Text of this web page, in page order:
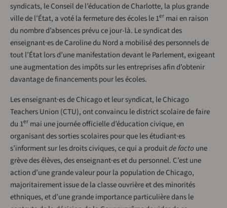
syndicats, le Conseil de l’éducation de Charlotte, la plus grande
ville de l’État, a voté la fermeture des écoles le 1er mai en raison
du nombre d’absences prévu ce jour-là. Le syndicat des
enseignant·es de Caroline du Nord a mobilisé des personnels de
tout l’État lors d’une manifestation devant le Parlement, exigeant
une augmentation des impôts sur les entreprises afin d’obtenir
davantage de financements pour les écoles.
Les enseignant·es de Chicago et leur syndicat, le Chicago
Teachers Union (CTU), ont convaincu le district scolaire de faire
du 1er mai une journée officielle d’éducation civique, en
organisant des sorties scolaires pour que les étudiant·es
s’informent sur les droits civiques, ce qui a produitde facto une
grève des élèves, des enseignant·es et du personnel. C’est une
action d’une grande valeur pour la population de Chicago,
majoritairement issue de la classe ouvrière et des minorités
ethniques, et d’une grande importance particulière dans le